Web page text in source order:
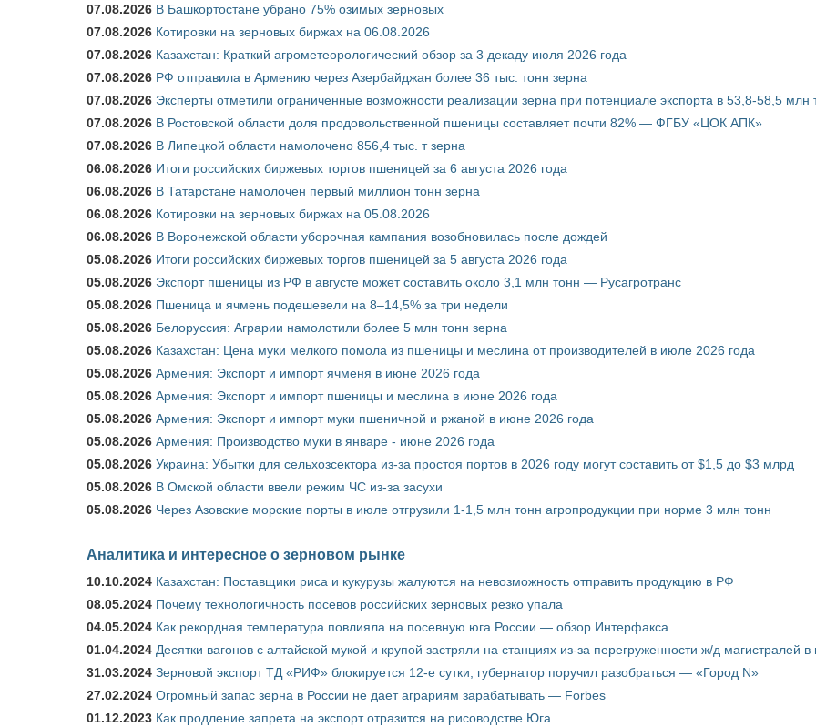
07.08.2026 В Башкортостане убрано 75% озимых зерновых
07.08.2026 Котировки на зерновых биржах на 06.08.2026
07.08.2026 Казахстан: Краткий агрометеорологический обзор за 3 декаду июля 2026 года
07.08.2026 РФ отправила в Армению через Азербайджан более 36 тыс. тонн зерна
07.08.2026 Эксперты отметили ограниченные возможности реализации зерна при потенциале экспорта в 53,8-58,5 млн
07.08.2026 В Ростовской области доля продовольственной пшеницы составляет почти 82% — ФГБУ «ЦОК АПК»
07.08.2026 В Липецкой области намолочено 856,4 тыс. т зерна
06.08.2026 Итоги российских биржевых торгов пшеницей за 6 августа 2026 года
06.08.2026 В Татарстане намолочен первый миллион тонн зерна
06.08.2026 Котировки на зерновых биржах на 05.08.2026
06.08.2026 В Воронежской области уборочная кампания возобновилась после дождей
05.08.2026 Итоги российских биржевых торгов пшеницей за 5 августа 2026 года
05.08.2026 Экспорт пшеницы из РФ в августе может составить около 3,1 млн тонн — Русагротранс
05.08.2026 Пшеница и ячмень подешевели на 8–14,5% за три недели
05.08.2026 Белоруссия: Аграрии намолотили более 5 млн тонн зерна
05.08.2026 Казахстан: Цена муки мелкого помола из пшеницы и меслина от производителей в июле 2026 года
05.08.2026 Армения: Экспорт и импорт ячменя в июне 2026 года
05.08.2026 Армения: Экспорт и импорт пшеницы и меслина в июне 2026 года
05.08.2026 Армения: Экспорт и импорт муки пшеничной и ржаной в июне 2026 года
05.08.2026 Армения: Производство муки в январе - июне 2026 года
05.08.2026 Украина: Убытки для сельхозсектора из-за простоя портов в 2026 году могут составить от $1,5 до $3 млрд
05.08.2026 В Омской области ввели режим ЧС из-за засухи
05.08.2026 Через Азовские морские порты в июле отгрузили 1-1,5 млн тонн агропродукции при норме 3 млн тонн
Аналитика и интересное о зерновом рынке
10.10.2024 Казахстан: Поставщики риса и кукурузы жалуются на невозможность отправить продукцию в РФ
08.05.2024 Почему технологичность посевов российских зерновых резко упала
04.05.2024 Как рекордная температура повлияла на посевную юга России — обзор Интерфакса
01.04.2024 Десятки вагонов с алтайской мукой и крупой застряли на станциях из-за перегруженности ж/д магистралей
31.03.2024 Зерновой экспорт ТД «РИФ» блокируется 12-е сутки, губернатор поручил разобраться — «Город N»
27.02.2024 Огромный запас зерна в России не дает аграриям зарабатывать — Forbes
01.12.2023 Как продление запрета на экспорт отразится на рисоводстве Юга